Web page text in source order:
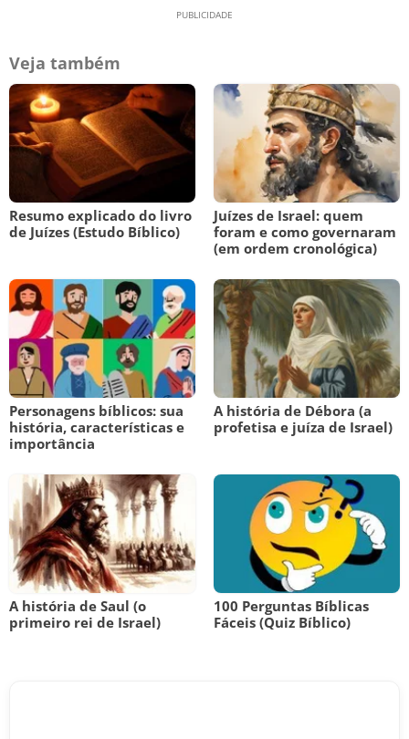
Veja também
Resumo explicado do livro
de Juízes (Estudo Bíblico)
Juízes de Israel: quem
foram e como governaram
(em ordem cronológica)
Personagens bíblicos: sua
história, características e
importância
A história de Débora (a
profetisa e juíza de Israel)
A história de Saul (o
primeiro rei de Israel)
100 Perguntas Bíblicas
Fáceis (Quiz Bíblico)